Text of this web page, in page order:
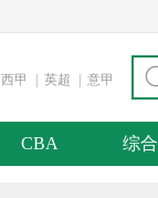
西甲 英超 意甲
CBA 综